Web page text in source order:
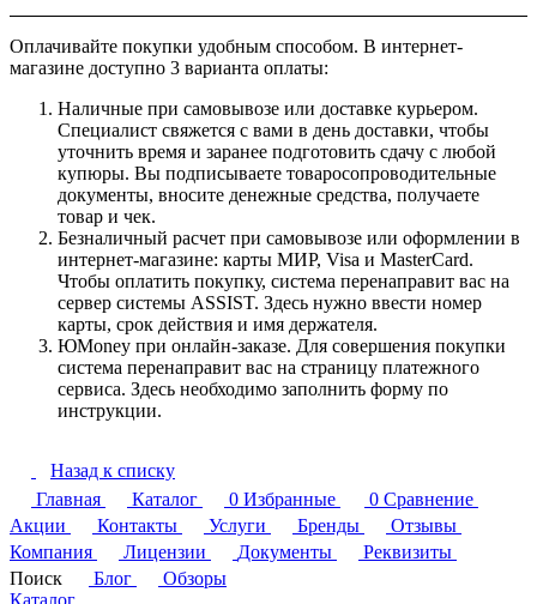
Оплачивайте покупки удобным способом. В интернет-
магазине доступно 3 варианта оплаты:
Наличные при самовывозе или доставке курьером.
Специалист свяжется с вами в день доставки, чтобы
уточнить время и заранее подготовить сдачу с любой
купюры. Вы подписываете товаросопроводительные
документы, вносите денежные средства, получаете
товар и чек.
Безналичный расчет при самовывозе или оформлении в
интернет-магазине: карты МИР, Visa и MasterCard.
Чтобы оплатить покупку, система перенаправит вас на
сервер системы ASSIST. Здесь нужно ввести номер
карты, срок действия и имя держателя.
ЮMoney при онлайн-заказе. Для совершения покупки
система перенаправит вас на страницу платежного
сервиса. Здесь необходимо заполнить форму по
инструкции.
Назад к списку
Главная
Каталог 0 Избранные 0 Сравнение
Акции
Контакты Услуги Бренды
Отзывы
Компания
Лицензии Документы
Реквизиты
Поиск
Блог
Обзоры
Каталог